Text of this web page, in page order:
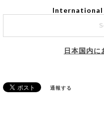
International
日本国内に
通報する